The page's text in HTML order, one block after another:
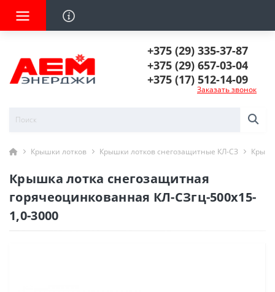
+375 (29) 335-37-87
+375 (29) 657-03-04
+375 (17) 512-14-09
Заказать звонок
Крышки лотков Крышки лотков снегозащитные КЛ-СЗ
Крышка лотка снегозащитная
горячеоцинкованная КЛ-СЗгц-500х15-
1,0-3000